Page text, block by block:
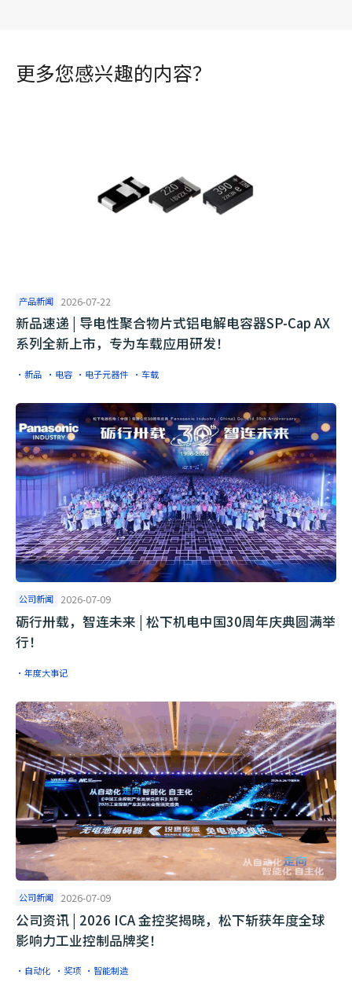
更多您感兴趣的内容？
产品新闻 2026-07-22
​新品速递 | 导电性聚合物片式铝电解电容器SP-Cap AX
系列全新上市，专为车载应用研发！
·新品 ·电容 ·电子元器件 ·车载
公司新闻 2026-07-09
砺行卅载，智连未来 | 松下机电中国30周年庆典圆满举
行！
·年度大事记
公司新闻 2026-07-09
公司资讯 | 2026 ICA 金控奖揭晓，松下斩获年度全球
影响力工业控制品牌奖！
·自动化 ·奖项 ·智能制造